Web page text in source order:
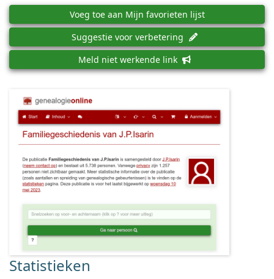
Voeg toe aan Mijn favorieten lijst
Suggestie voor verbetering
Meld niet werkende link
Statistieken